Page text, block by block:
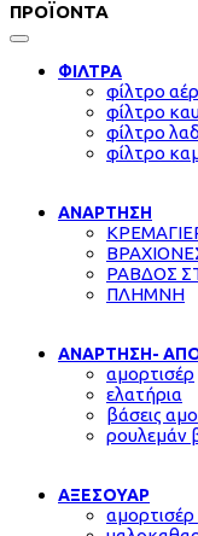
ΠΡΟΪΟΝΤΑ
ΦΙΛΤΡΑ
φίλτρο
φίλτρο
φίλτρο
φίλτρο
ΑΝΑΡΤΗΣΗ
ΡΑΒΔΟΣ
ΠΛΗΜΝΗ
ΑΝΑΡΤΗΣΗ-
αμορτισέρ
ελατήρια
βάσεις
ρουλεμάν
ΑΞΕΣΟΥΑΡ